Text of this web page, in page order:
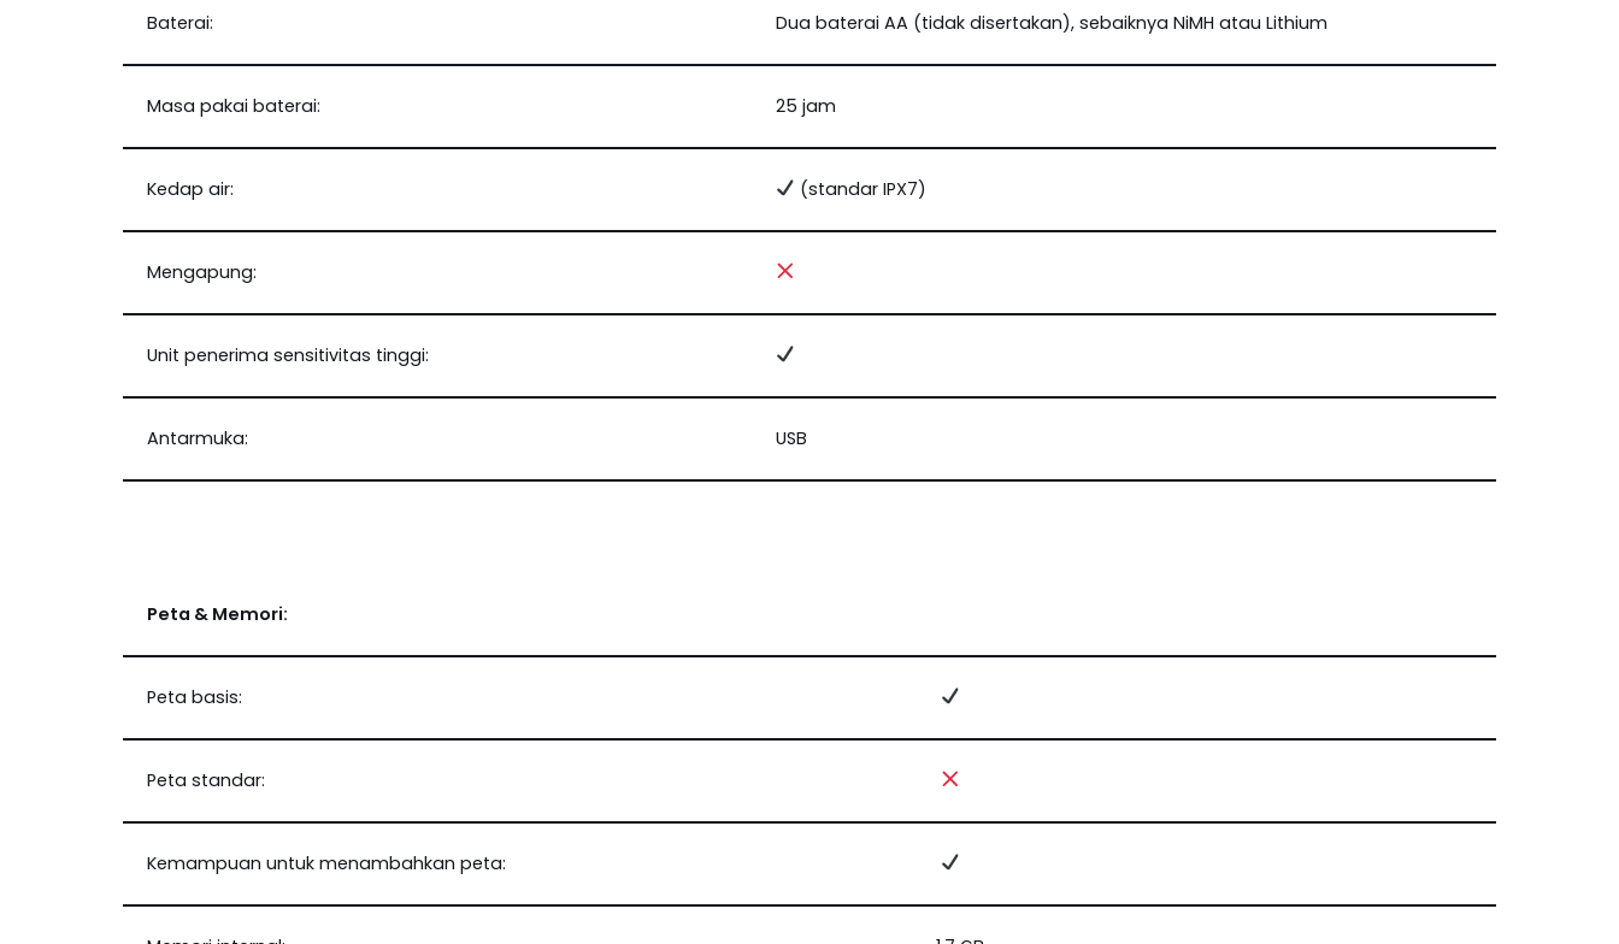
Baterai: Dua baterai AA (tidak disertakan), sebaiknya NiMH atau Lithium
Masa pakai baterai: 25 jam
Kedap air: (standar IPX7)
Mengapung:
Unit penerima sensitivitas tinggi:
Antarmuka: USB
Peta & Memori:
Peta basis:
Peta standar:
Kemampuan untuk menambahkan peta: